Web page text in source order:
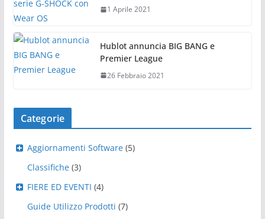
1 Aprile 2021
Hublot annuncia BIG BANG e
Premier League
26 Febbraio 2021
Categorie
Aggiornamenti Software (5)
Classifiche (3)
FIERE ED EVENTI (4)
Guide Utilizzo Prodotti (7)